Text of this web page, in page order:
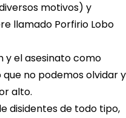
motivos) y
llamado Porfirio Lobo
y el asesinato como
no podemos olvidar y
alto.
disidentes de todo tipo,